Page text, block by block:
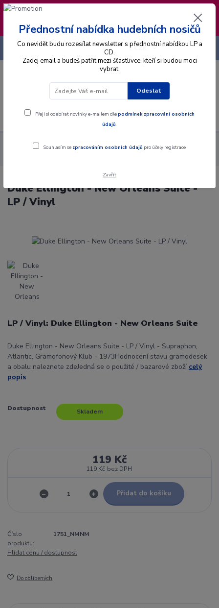
❣️ Od 4.8. do 13.8. čerpám dovolenou. Datum
expedice objednávek se posouvá na pátek
14.8.2026 🐋
Menu
CZK
+420 725 736 293
Alba Gramodesky
Duke Ellington - New Orleans Suite - LP /
Duke Ellington - New Orleans Suite -
LP / Vinyl
LP / Vinyl: Duke Ellington - New Orleans Suite
Duke Ellington - New Orleans Suite - LP / Vinyl - Supraphon,
Atlantic, Gramofonový Klub - 1973Hodnocení stavu gramodesek
a obalu naleznete zdeJedná se o použité / bazarové zboží celý
popis
Dostupnost Skladem
119 Kč
119 Kč bez DPH
Přidat do košíku
Číslo
produktu:
1751_NMNM
Hlídat cenu / dostupnost
Do oblíbených
Přednostní nabídka hudebních nosičů
Co nevidět budu rozesílat newsletter s přednostní nabídkou LP a
CD.
Zadej email a budeš patřit mezi šťastlivce, kteří si budou moci
vybrat.
Odeslat
Přeji si odebírat novinky e-mailem dlepodmínek zpracování osobních
údajů.
Souhlasím se zpracováním osobních údajů pro účely registrace.
Zavřít